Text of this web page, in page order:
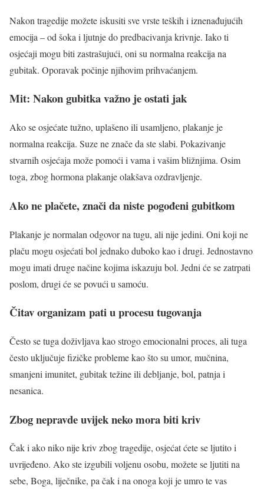
Nakon tragedije možete iskusiti sve vrste teških i iznenađujućih
emocija – od šoka i ljutnje do predbacivanja krivnje. Iako ti
osjećaji mogu biti zastrašujući, oni su normalna reakcija na
gubitak. Oporavak počinje njihovim prihvaćanjem.
Mit: Nakon gubitka važno je ostati jak
Ako se osjećate tužno, uplašeno ili usamljeno, plakanje je
normalna reakcija. Suze ne znače da ste slabi. Pokazivanje
stvarnih osjećaja može pomoći i vama i vašim bližnjima. Osim
toga, zbog hormona plakanje olakšava ozdravljenje.
Ako ne plačete, znači da niste pogođeni gubitkom
Plakanje je normalan odgovor na tugu, ali nije jedini. Oni koji ne
plaču mogu osjećati bol jednako duboko kao i drugi. Jednostavno
mogu imati druge načine kojima iskazuju bol. Jedni će se zatrpati
poslom, drugi će se povući u samoću.
Čitav organizam pati u procesu tugovanja
Često se tuga doživljava kao strogo emocionalni proces, ali tuga
često uključuje fizičke probleme kao što su umor, mučnina,
smanjeni imunitet, gubitak težine ili debljanje, bol, patnja i
nesanica.
Zbog nepravde uvijek neko mora biti kriv
Čak i ako niko nije kriv zbog tragedije, osjećat ćete se ljutito i
uvrijeđeno. Ako ste izgubili voljenu osobu, možete se ljutiti na
sebe, Boga, liječnike, pa čak i na onoga koji je umro te vas